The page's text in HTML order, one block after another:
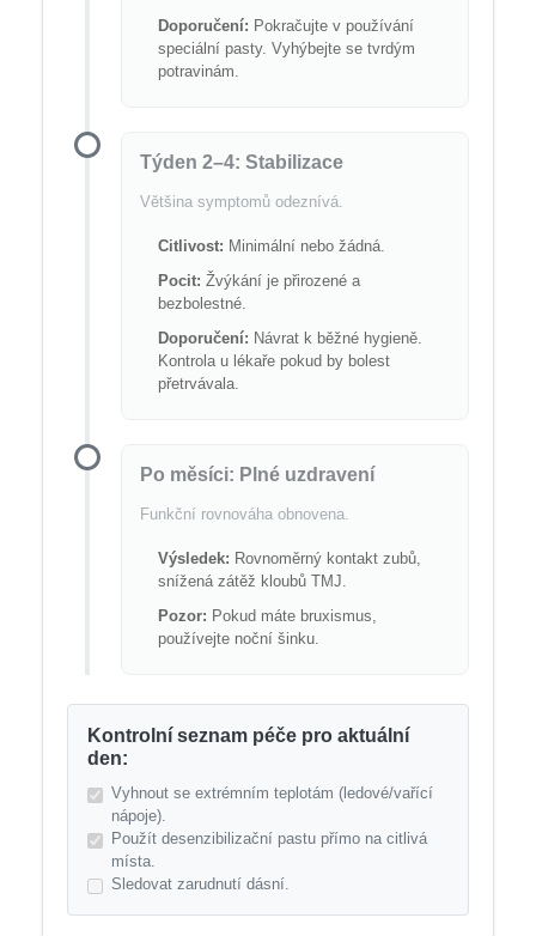
Doporučení: Pokračujte v používání
speciální pasty. Vyhýbejte se tvrdým
potravinám.
Týden 2–4: Stabilizace
Většina symptomů odeznívá.
Citlivost: Minimální nebo žádná.
Pocit: Žvýkání je přirozené a
bezbolestné.
Doporučení: Návrat k běžné hygieně.
Kontrola u lékaře pokud by bolest
přetrvávala.
Po měsíci: Plné uzdravení
Funkční rovnováha obnovena.
Výsledek: Rovnoměrný kontakt zubů,
snížená zátěž kloubů TMJ.
Pozor: Pokud máte bruxismus,
používejte noční šinku.
Kontrolní seznam péče pro aktuální
den:
Vyhnout se extrémním teplotám (ledové/vařící
nápoje).
Použít desenzibilizační pastu přímo na citlivá
místa.
Sledovat zarudnutí dásní.